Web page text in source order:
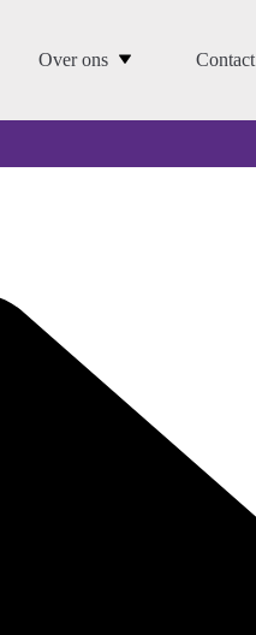
Over ons Contact